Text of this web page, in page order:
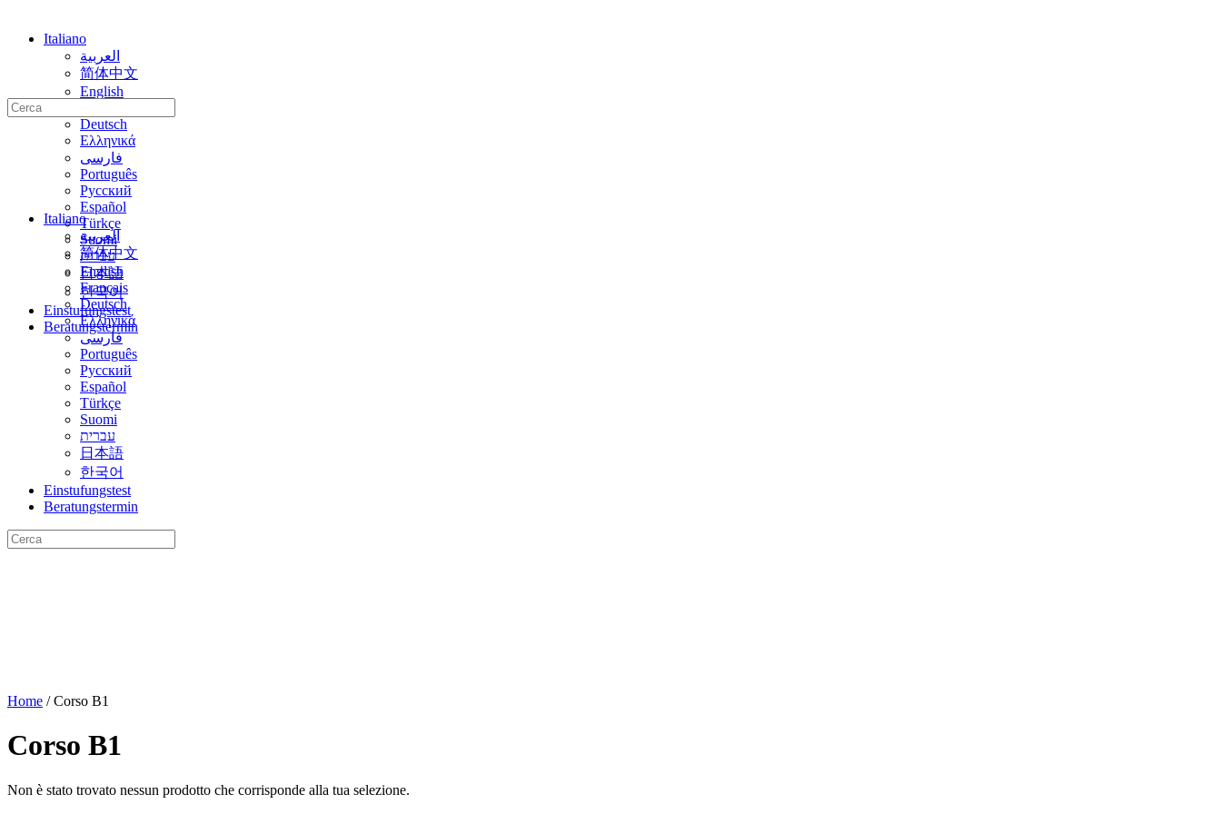
Italiano
العربية
简体中文
English
Deutsch
Ελληνικά
فارسی
Português
Русский
Español
Türkçe
Suomi
עברית
日本語
한국어
Einstufungstest
Beratungstermin
Cerca:
Italiano
العربية
简体中文
English
Français
Deutsch
Ελληνικά
فارسی
Português
Русский
Español
Türkçe
Suomi
עברית
日本語
한국어
Einstufungstest
Beratungstermin
Cerca:
Home / Corso B1
Corso B1
Non è stato trovato nessun prodotto che corrisponde alla tua selezione.